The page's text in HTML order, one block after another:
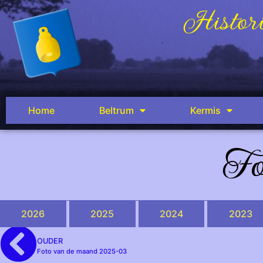
Home Beltrum Kermis
2026 2025 2024 2023
OUDER
Foto van de maand 2025-03